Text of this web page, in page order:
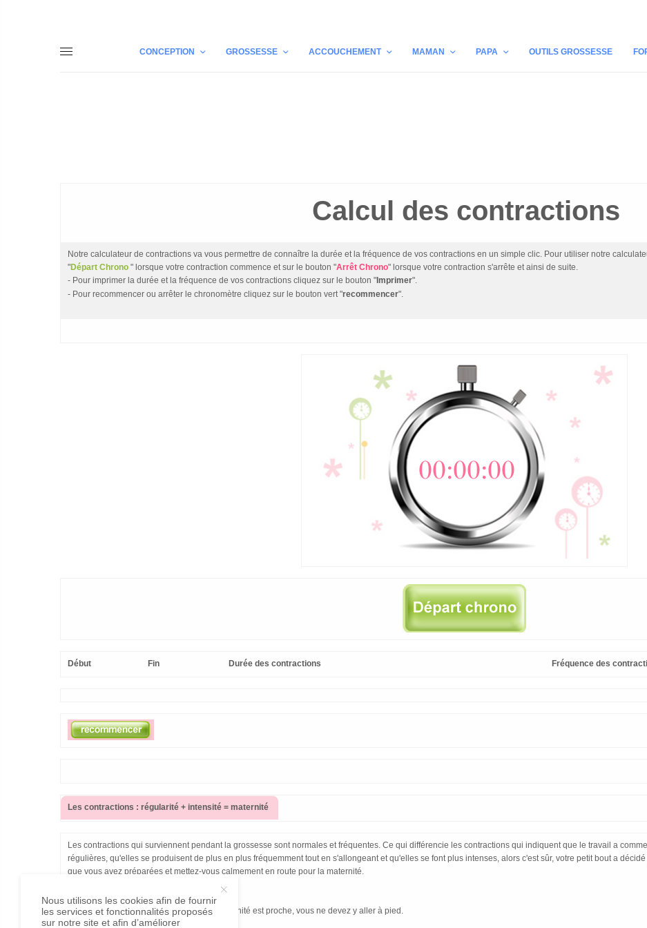
CONCEPTION GROSSESSE ACCOUCHEMENT MAMAN PAPA OUTILS GROSSESSE
Calcul des contractions
Notre calculateur de contractions va vous permettre de connaître la durée et la fréquence de vos contractions en un simple clic. Pour utiliser notre
"Départ Chrono " lorsque votre contraction commence et sur le bouton "Arrêt Chrono" lorsque votre contraction s'arrête et ainsi de suite.
- Pour imprimer la durée et la fréquence de vos contractions cliquez sur le bouton " Imprimer".
- Pour recommencer ou arrêter le chronomètre cliquez sur le bouton vert "recommencer".
00:00:00
Début Fin Durée des contractions Fréquence des
Les contractions : régularité + intensité = maternité
Les contractions qui surviennent pendant la grossesse sont normales et fréquentes. Ce qui différencie les contractions qui indiquent que le travail a
régulières, qu'elles se produisent de plus en plus fréquemment tout en s'allongeant et qu'elles se font plus intenses, alors c'est sûr, votre petit bout a
que vous avez préparées et mettez-vous calmement en route pour la maternité.
ATTENTION: En aucun cas, même si la maternité est proche, vous ne devez y aller à pied.
Nous utilisons les cookies afin de fournir
les services et fonctionnalités proposés
sur notre site et afin d’améliorer